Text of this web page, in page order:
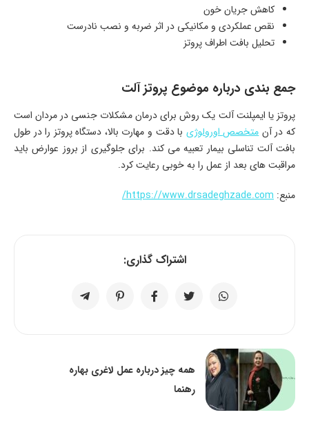
کاهش جریان خون
نقص عملکردی و مکانیکی در اثر ضربه و نصب نادرست
تحلیل بافت اطراف پروتز
جمع بندی درباره موضوع پروتز آلت
پروتز یا ایمپلنت آلت یک روش برای درمان مشکلات جنسی در مردان است
که در آنمتخصص اورولوژی با دقت و مهارت بالا، دستگاه پروتز را در طول
بافت آلت تناسلی بیمار تعبیه می کند. برای جلوگیری از بروز عوارض باید
مراقبت های بعد از عمل را به خوبی رعایت کرد.
منبع: https://www.drsadeghzade.com/
اشتراک گذاری:
همه چیز درباره عمل لاغری بهاره
رهنما